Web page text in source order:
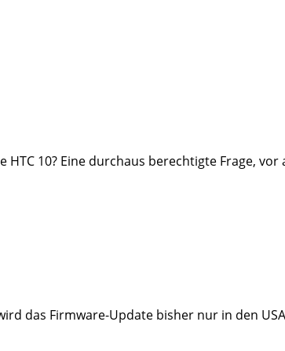
10? Eine durchaus berechtigte Frage,
das Firmware-Update bisher nur in den